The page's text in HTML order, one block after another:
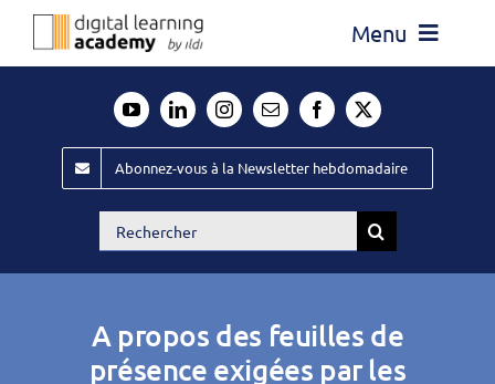
Passer
Menu
Évènements ILDI
Offres d’emploi
Abonnez-vous à la Newsletter hebdomadaire
Rechercher:
A propos des feuilles de
présence exigées par les